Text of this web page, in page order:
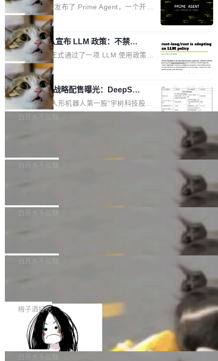
r Day）将在杭州启航。活动面向智能硬件产业
链企业和开发者，邀请行业专家与资深技术顾
问，围绕开源鸿蒙技术能力、设备适配、芯片适
配、功耗与稳定性调优、兼容性测评及统一互联
等内容展开系统讲解和实战交流，帮助企业进一
步了解开源鸿蒙在智能...
opilot coding agent 全部受影响。从检测到完全
恢复，大约 12 小时。 这是 2026 年 8 月的第六
起事故，其中四起与 AI/Copilot 服务相关。 Git
Hub 员工 kdaigle 在 HN 讨论中贴出了一组数
据：2025 年全年 10 亿次 commit。现在，每周
2.75 亿次，全年预计 140 亿次。GitHub...
进的编程 Agent，ARC-AGI 3 超越人类
专家基线
Prime Intellect 发布了 Prime Agent，一个开源
的编程 Agent Harness，核心设计围绕两个抽
象：Recursive Language Model（RLM）和 C
ontinual Harness。在 ARC-AGI 3 基准测试
上，Prime Agent + Opus 5 的组合达到了 95.
5% RHAE Best@1，超过了 ARC 报告的人类专
家基线 95.4%。 不是又一个 coding agent 包装
器 Prime Agent 的架构和市面上大多数 coding
agent 有本质区别。大多数 agent harness 的设
计是基于早期模型的能力—...
局
Rust 项目团队宣布 LLM 政策：不禁
止，但你要承认哪些代码不是你写的
Rust 语言项目正式通过了一项 LLM 使用政策，
覆盖 rust-lang/rust 单一仓库的代码贡献。这不
是项目级别的官方立场，目前由五个团队采纳，
但它可能是主流开源项目中关于 AI 辅助贡献最
细致的一份规则。 政策的核心只有一句话：LLM
可以用来分析、提炼、审阅、建议，但不能用来
不得生成涉及安全性的关键变更，除非作者本身
局
宇树科技 IPO 战略配售曝光：DeepSe
ek 获配 93.3 万股，锁定 36 个月
8月6日晚间，“人形机器人第一股”宇树科技股份
有限公司披露IPO发行价格及战略配售结果，杭
36个月。 公告显示，本次宇树科技战略配售对
员工参与设立的专项资产管理计划。其中，Dee
获配9...
白开水不加糖
Bug fixes and enhancements 修复多次传递同
一个回归问题，该问题导致拉取镜像时会拒绝包
题，该问题可能导致在旧版 Linux 内核...
白开水不加糖
e 孵化器项目管理委员会（IPMC）投票中获得
P）！这一里程碑不仅标志着 Fluss 迈入新的发
白开水不加糖
长期停止内容更新，未能实现其作为“AI版维基百
提交的编辑请求也长期处于待处理状态。 Groki
pedia 于去年底上线，定位为由人工智能生成内
容的百科平台，被马斯克视为传统众包百科网站
维基百科的替代方案。Lawfare 调查发现，无论
热门页面还是低关注度页面，均未出现近期更
白开水不加糖
是这样的：配 MessageSource 的 Bean、写 R
eloadableResourceBundleMessageSource、
声明 LocaleResolver、注册 LocaleChangeInt
erceptor…五六步之后才能看到第一行翻译文
本。 Solon 换了个方式。整个 i18n 模块围绕三
梅子酒好吃
Apache Doris 4.1 全面增强 Iceberg：
支持 UPDATE、MERGE INTO 与 Iceb
erg V3
Apache Doris 4.1 要补齐的，正是缺失的那一
半。在已有查询能力的基础上，Doris 进一步支
白开水不加糖